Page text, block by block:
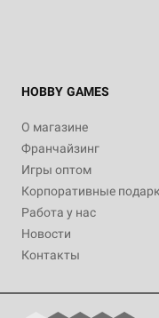
HOBBY GAMES
О магазине
Франчайзинг
Игры оптом
Корпоративные
Работа у нас
Новости
Контакты